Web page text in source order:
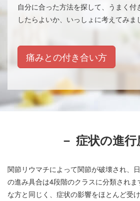
自分に合った方法を探して、うまく付
したらよいか、いっしょに考えてみま
痛みとの付き合い方
－ 症状の進行
関節リウマチによって関節が破壊され、
の進み具合は4段階のクラスに分類され
な方と同じく、症状の影響をほとんど受